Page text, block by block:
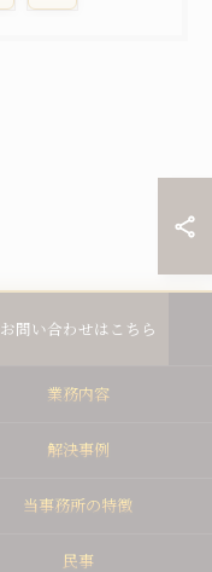
お問い合わせはこちら
業務内容
解決事例
当事務所の特徴
民事